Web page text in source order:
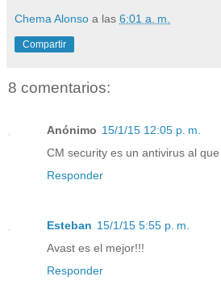
Chema Alonso a las 6:01 a. m.
Compartir
8 comentarios:
Anónimo 15/1/15 12:05 p. m.
CM security es un antivirus al
Responder
Esteban 15/1/15 5:55 p. m.
Avast es el mejor!!!
Responder